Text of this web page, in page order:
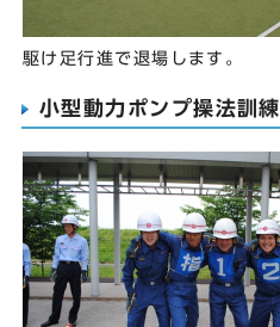
駆け足行進で退場します。
小型動力ポンプ操法訓練